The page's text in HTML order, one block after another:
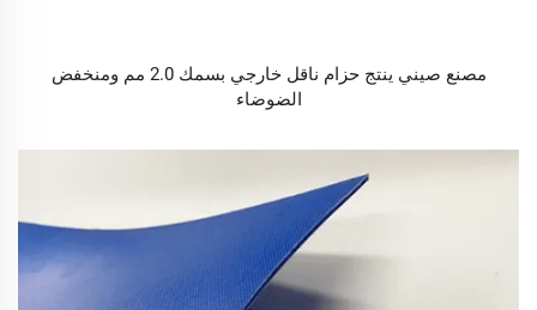
مصنع صيني ينتج حزام ناقل خارجي بسمك 2.0 مم ومنخفض
الضوضاء